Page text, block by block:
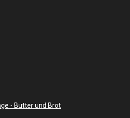
- Butter und Brot